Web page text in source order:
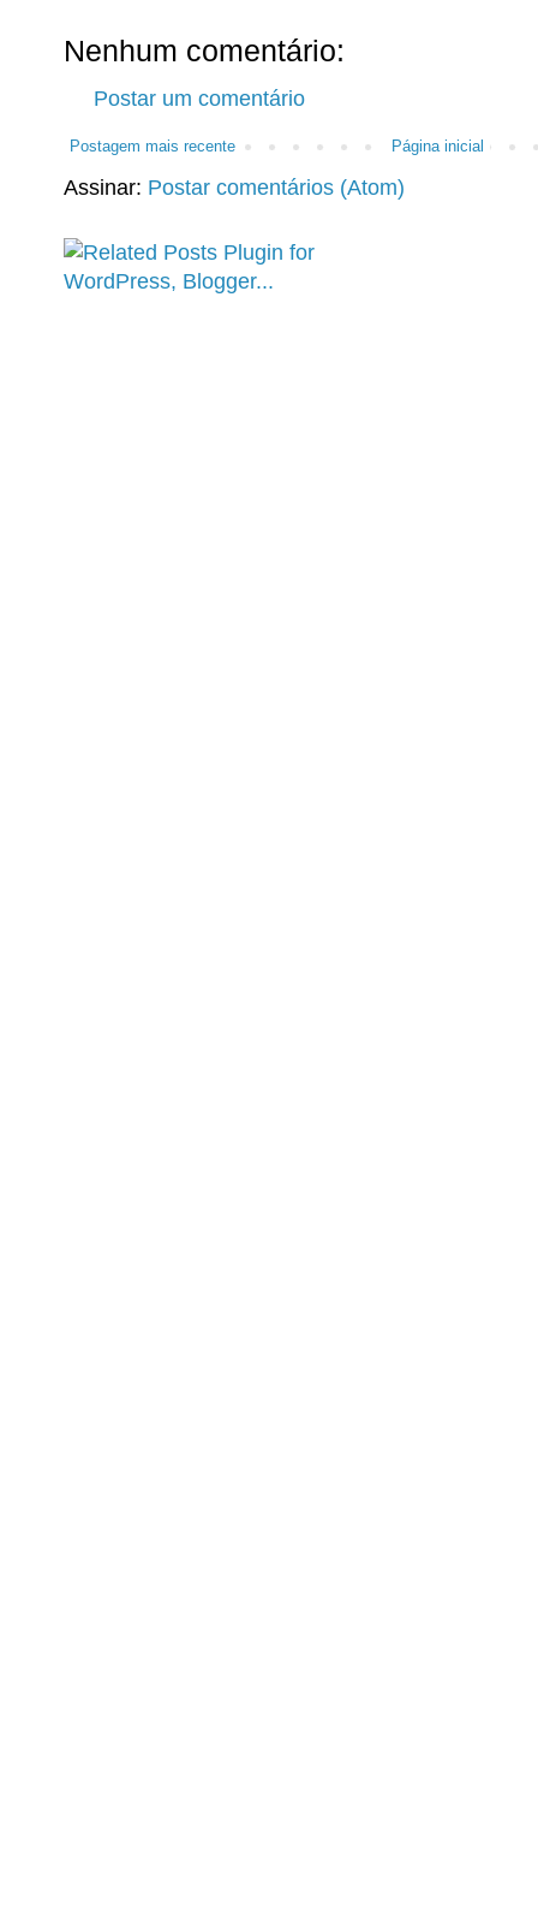
Nenhum comentário:
Postar um comentário
Postagem mais recente Página inicial
Assinar: Postar comentários (Atom)